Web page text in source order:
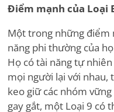
Điểm mạnh của Loại
Một trong những điểm
năng phi thường của
Họ có tài năng tự
mọi người lại với nhau,
keo giữ các nhóm
gay gắt, một Loại 9 có